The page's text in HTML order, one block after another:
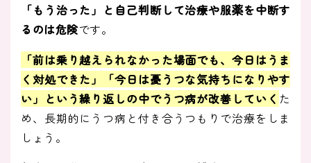
「もう治った」と自己判断して治療や服薬を中断す
るのは危険です。
「前は乗り越えられなかった場面でも、今日はうま
く対処できた」「今日は憂うつな気持ちになりやす
い」という繰り返しの中でうつ病が改善していく た
め、長期的にうつ病と付き合うつもりで治療をしま
しょう。